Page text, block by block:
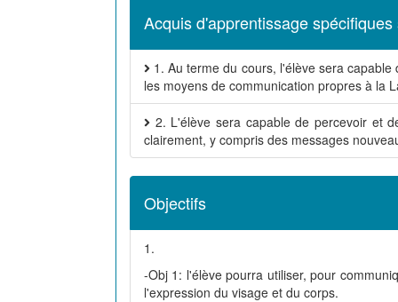
Acquis d'apprentissage
1. Au terme du cours, l'élève sera
les moyens de communication propres à la
2. L'élève sera capable de percevoir et
clairement, y compris des messages
Objectifs
1.
-Obj 1: l'élève pourra utiliser, pour
l'expression du visage et du corps.